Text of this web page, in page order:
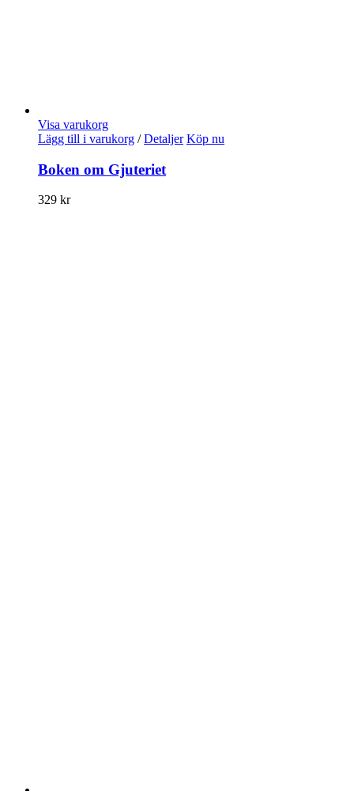
Visa varukorg
Lägg till i varukorg / Detaljer Köp nu
Boken om Gjuteriet
329 kr